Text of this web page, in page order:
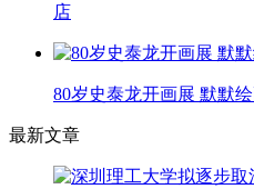
店
80岁史泰龙开画展 默默
最新文章